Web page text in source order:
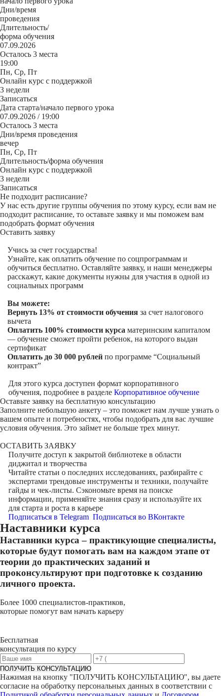
Дни/время
проведения
Длительность/
форма обучения
07.09.2026
Осталось 3 места
19:00
Пн, Ср, Пт
Онлайн курс с поддержкой
3 недели
Записаться
Дата старта/начало первого урока
07.09.2026 / 19:00
Осталось 3 места
Дни/время проведения
вечер
Пн, Ср, Пт
Длительность/форма обучения
Онлайн курс с поддержкой
3 недели
Записаться
Не подходит расписание?
У нас есть другие группы обучения по этому курсу, если вам не
подходит расписание, то оставьте заявку и мы поможем вам
подобрать формат обучения
Оставить заявку
Учись за счет государства!
Узнайте, как оплатить обучение по соцпрограммам и
обучиться бесплатно. Оставляйте заявку, и наши менеджеры
расскажут, какие документы нужны для участия в одной из
социальных программ
Вы можете:
Вернуть 13% от стоимости обучения за счет налогового
вычета
Оплатить 100% стоимости курса материнским капиталом
— обучение сможет пройти ребенок, на которого выдан
сертификат
Оплатить до 30 000 рублей по программе “Социальный
контракт”
Для этого курса доступен формат корпоративного
обучения, подробнее в разделе Корпоративное обучение
Оставьте заявку на бесплатную консультацию
Заполните небольшую анкету – это поможет нам лучше узнать о
вашем опыте и потребностях, чтобы подобрать для вас лучшие
условия обучения. Это займет не больше трех минут.
ОСТАВИТЬ ЗАЯВКУ
Получите доступ к закрытой библиотекев области
диджитал и творчества
Читайте статьи о последних исследованиях, разбирайте с
экспертами трендовые инструменты и техники, получайте
гайды и чек-листы. Сэкономьте время на поиске
информации, применяйте знания сразу и используйте их
для старта и роста в карьере
Подписаться в Telegram Подписаться во ВКонтакте
Наставники курса
Наставники курса – практикующие специалисты,
которые будут помогать вам на каждом этапе от
теории до практических заданий и
проконсультируют при подготовке к созданию
личного проекта.
Более 1000 специалистов-практиков,
которые помогут вам начать карьеру
Бесплатная
консультация по курсу
ПОЛУЧИТЬ КОНСУЛЬТАЦИЮ
Нажимая на кнопку "ПОЛУЧИТЬ КОНСУЛЬТАЦИЮ", вы даете
согласие на обработку персональных данных в соответствии с